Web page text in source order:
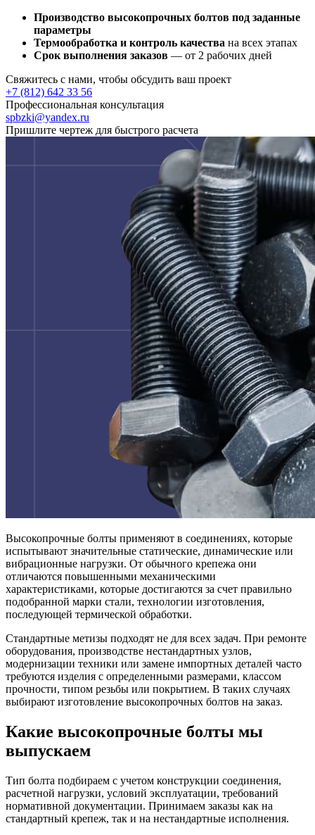
Производство высокопрочных болтов под заданные
параметры
Термообработка и контроль качества на всех этапах
Срок выполнения заказов — от 2 рабочих дней
Свяжитесь с нами, чтобы обсудить ваш проект
+7 (812) 642 33 56
Профессиональная консультация
spbzki@yandex.ru
Пришлите чертеж для быстрого расчета
Высокопрочные болты применяют в соединениях, которые
испытывают значительные статические, динамические или
вибрационные нагрузки. От обычного крепежа они
отличаются повышенными механическими
характеристиками, которые достигаются за счет правильно
подобранной марки стали, технологии изготовления,
последующей термической обработки.
Стандартные метизы подходят не для всех задач. При ремонте
оборудования, производстве нестандартных узлов,
модернизации техники или замене импортных деталей часто
требуются изделия с определенными размерами, классом
прочности, типом резьбы или покрытием. В таких случаях
выбирают изготовление высокопрочных болтов на заказ.
Какие высокопрочные болты мы
выпускаем
Тип болта подбираем с учетом конструкции соединения,
расчетной нагрузки, условий эксплуатации, требований
нормативной документации. Принимаем заказы как на
стандартный крепеж, так и на нестандартные исполнения.